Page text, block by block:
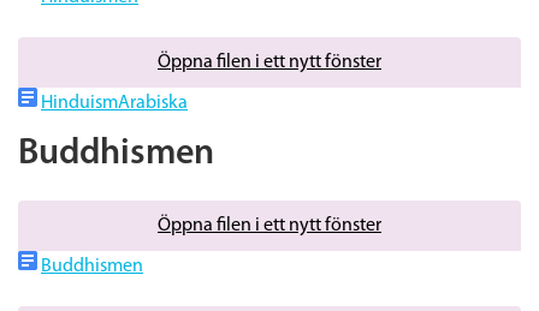
Öppna filen i ett nytt fönster
HinduismArabiska
Buddhismen
Öppna filen i ett nytt fönster
Buddhismen